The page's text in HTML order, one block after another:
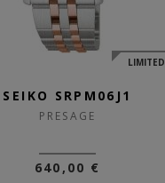
LIMITED
SEIKO SRPM06J1
PRESAGE
640,00 €